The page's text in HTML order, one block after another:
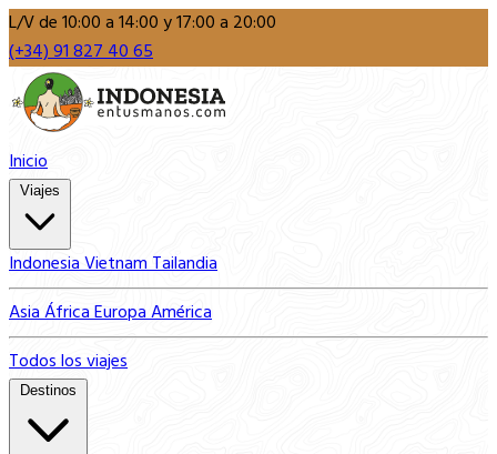
L/V de 10:00 a 14:00 y 17:00 a 20:00
(+34) 91 827 40 65
Inicio
IndonesiaVietnamTailandia
AsiaÁfricaEuropaAmérica
Todos los viajes